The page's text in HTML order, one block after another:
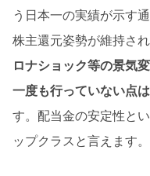
う日本一の実績が示す
株主還元姿勢が維持され
ロナショック等の景気
一度も行っていない点
す。配当金の安定性と
ップクラスと言えます。